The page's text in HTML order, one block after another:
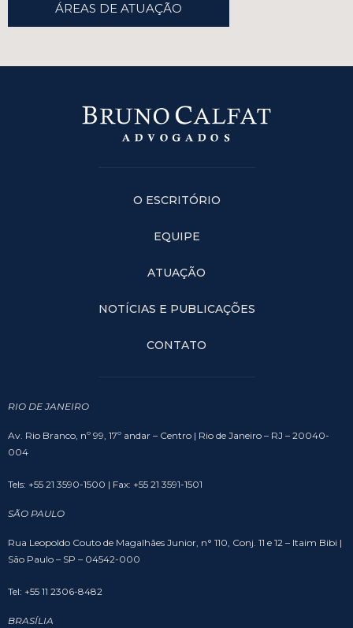
ÁREAS DE ATUAÇÃO
O ESCRITÓRIO
EQUIPE
ATUAÇÃO
NOTÍCIAS E PUBLICAÇÕES
CONTATO
RIO DE JANEIRO
Av. Rio Branco, nº 99, 17º andar – Centro | Rio de Janeiro – RJ – 20040-
004
Tels: +55 21 3590-1500 | Fax: +55 21 3591-1501
SÃO PAULO
Rua Leopoldo Couto de Magalhães Junior, n° 110, Conj. 11 e 12 – Itaim Bibi |
São Paulo – SP – 04542-000
Tel: +55 11 2306-8482
BRASÍLIA